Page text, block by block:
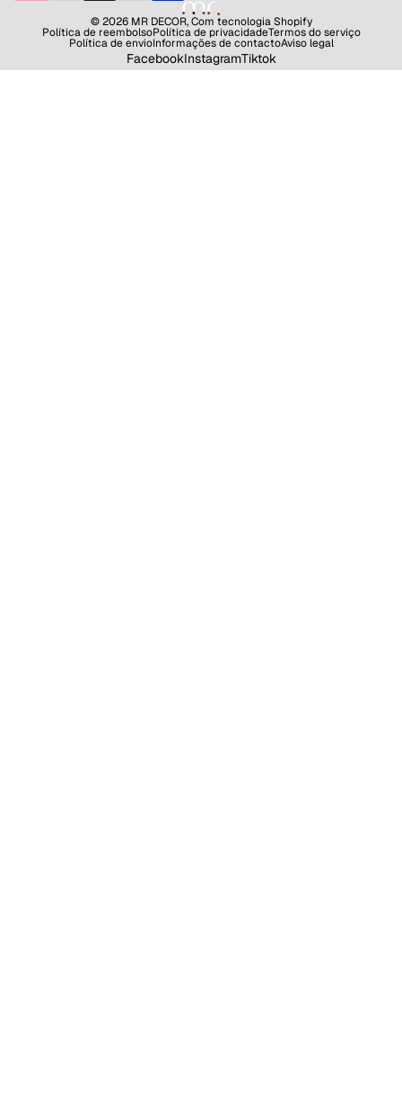
© 2026 MR DECOR,Com tecnologia Shopify
Política de reembolsoPolítica de privacidadeTermos do serviço
Política de envioInformações de contactoAviso legal
FacebookInstagramTiktok